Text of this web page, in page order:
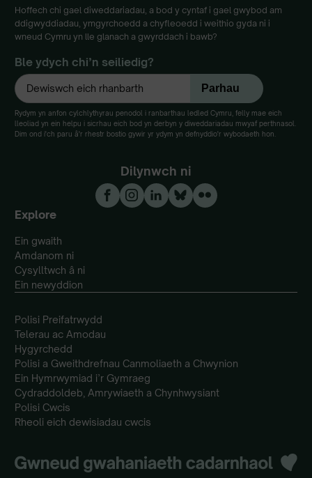
Hoffech chi gael diweddariadau, a bod y cyntaf i gael gwybod am
ddigwyddiadau, ymgyrchoedd a chyfleoedd i weithio gyda ni i
wneud Cymru yn lle glanach a gwyrddach i bawb?
Ble ydych chi’n seiliedig?
Rydym yn anfon cylchlythyrau penodol i ranbarthau ledled Cymru, felly mae eich
lleoliad yn ein helpu i sicrhau eich bod yn derbyn y diweddariadau mwyaf perthnasol.
Dim ond i'ch paru â'r rhestr bostio gywir yr ydym yn defnyddio'r wybodaeth hon.
Dilynwch ni
Explore
Ein gwaith
Amdanom ni
Cysylltwch â ni
Ein newyddion
Polisi Preifatrwydd
Telerau ac Amodau
Hygyrchedd
Polisi a Gweithdrefnau Canmoliaeth a Chwynion
Ein Hymrwymiad i’r Gymraeg
Cydraddoldeb, Amrywiaeth a Chynhwysiant
Polisi Cwcis
Rheoli eich dewisiadau cwcis